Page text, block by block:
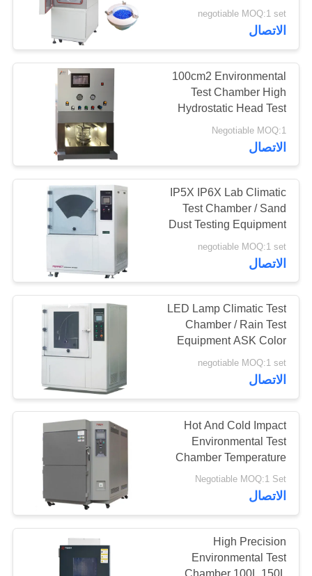
Chamber Humidity
Through Test Cabinet
negotiable MOQ:1 set
الاتصال
100cm2 Environmental
Test Chamber High
Hydrostatic Head Test
Chamber
Negotiable MOQ:1
الاتصال
IP5X IP6X Lab Climatic
Test Chamber / Sand
Dust Testing Equipment
Easy Operation
negotiable MOQ:1 set
الاتصال
LED Lamp Climatic Test
Chamber / Rain Test
Equipment ASK Color
Touch Screen Controller
negotiable MOQ:1 set
الاتصال
Hot And Cold Impact
Environmental Test
Chamber Temperature
Change
Negotiable MOQ:1 Set
الاتصال
High Precision
Environmental Test
Chamber 100L 150L